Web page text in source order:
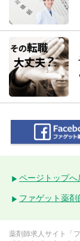
ページトップへ
ファゲット薬
薬剤師求人サイト「